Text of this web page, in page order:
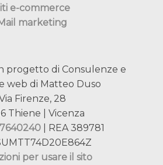
e-commerce
marketing
progetto di Consulenze e
web di Matteo Duso
Firenze, 28
Thiene | Vicenza
| REA 389781
per usare il sito